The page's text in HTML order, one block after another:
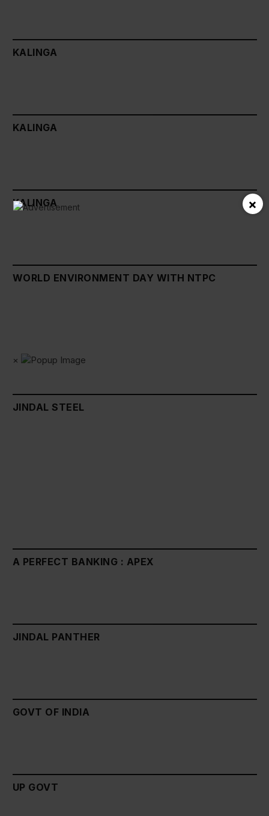
KALINGA
KALINGA
KALINGA
WORLD ENVIRONMENT DAY WITH NTPC
×
JINDAL STEEL
A PERFECT BANKING : APEX
JINDAL PANTHER
GOVT OF INDIA
UP GOVT
×